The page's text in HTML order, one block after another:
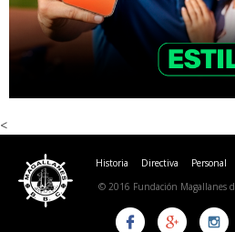
<
Historia Directiva
Personal
© 2016 Fundación Magallanes